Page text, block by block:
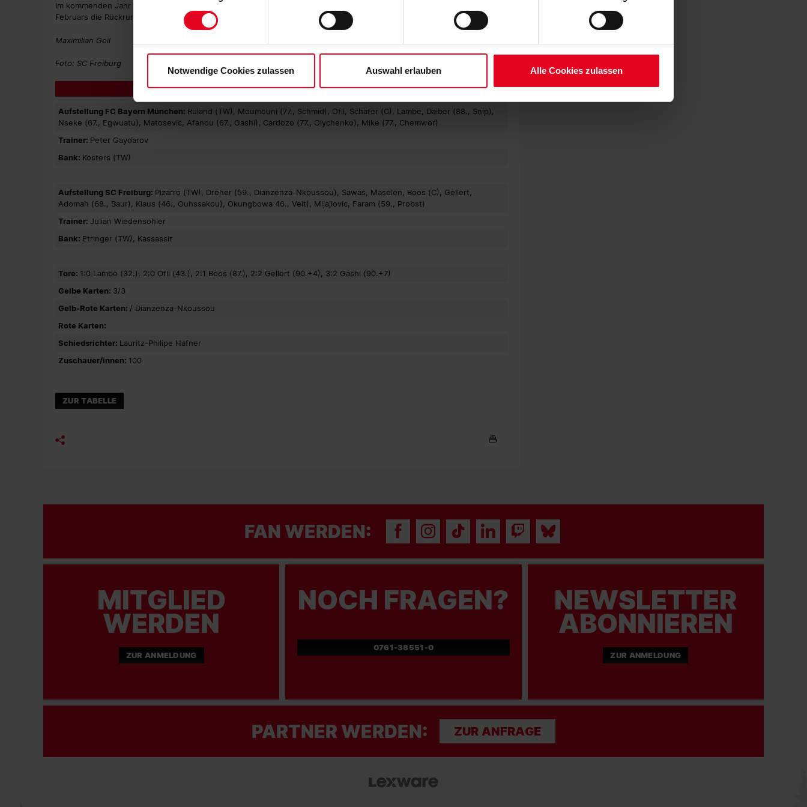
Soweit Sie „Notwendige Cookies“ auswählen, werden nur unbedingt erforderliche Cookies eingesetzt. Ihre etwaig erteilten
Notwendige Cookies zulassen Auswahl erlauben Alle Cookies zulassen
Im kommenden Jahr startet der Sport-Club am 7. Januar wieder in die Vorbereitung, bevor am Wochenende des 8.
Februars die Rückrunde in der Liga B der DFB-Nachwuchsliga startet.
Maximilian Geil
Foto: SC Freiburg
STENOGRAMM
Aufstellung FC Bayern München: Ruland (TW), Moumouni (77., Schmid), Ofli, Schäfer (C), Lambe, Daiber (88., Snip),
Nseke (67., Egwuatu), Matosevic, Afanou (67., Gashi), Cardozo (77., Olychenko), Mike (77., Chemwor)
Trainer: Peter Gaydarov
Bank: Kösters (TW)
Aufstellung SC Freiburg: Pizarro (TW), Dreher (59., Dianzenza-Nkoussou), Sawas, Maselen, Boos (C), Gellert,
Adomah (68., Baur), Klaus (46., Ouhssakou), Okungbowa 46., Veit), Mijajlovic, Faram (59., Probst)
Trainer: Julian Wiedensohler
Bank: Etringer (TW), Kassassir
Tore: 1:0 Lambe (32.), 2:0 Ofli (43.), 2:1 Boos (87.), 2:2 Gellert (90.+4), 3:2 Gashi (90.+7)
Gelbe Karten: 3/3
Gelb-Rote Karten: / Dianzenza-Nkoussou
Rote Karten:
Schiedsrichter: Lauritz-Philipe Hafner
Zuschauer/innen: 100
ZUR TABELLE
FAN WERDEN:
MITGLIED
WERDEN
ZUR ANMELDUNG
NOCH FRAGEN?
0761-38551-0
NEWSLETTER
ABONNIEREN
ZUR ANMELDUNG
PARTNER WERDEN: ZUR ANFRAGE